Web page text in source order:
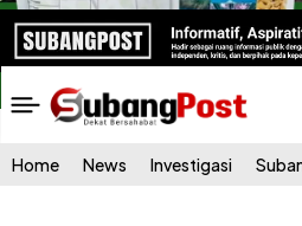
Home News Investigasi